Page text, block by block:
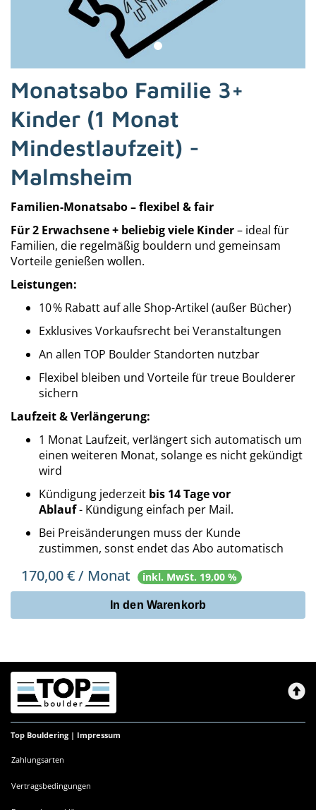
Monatsabo Familie 3+
Kinder (1 Monat
Mindestlaufzeit) -
Malmsheim
Familien-Monatsabo – flexibel & fair
Für 2 Erwachsene + beliebig viele Kinder– ideal für
Familien, die regelmäßig bouldern und gemeinsam
Vorteile genießen wollen.
Leistungen:
10 % Rabatt auf alle Shop-Artikel (außer Bücher)
Exklusives Vorkaufsrecht bei Veranstaltungen
An allen TOP Boulder Standorten nutzbar
Flexibel bleiben und Vorteile für treue Boulderer
sichern
Laufzeit & Verlängerung:
1 Monat Laufzeit, verlängert sich automatisch um
einen weiteren Monat, solange es nicht gekündigt
wird
Kündigung jederzeit bis 14 Tage vor
Ablauf- Kündigung einfach per Mail.
Bei Preisänderungen muss der Kunde
zustimmen, sonst endet das Abo automatisch
170,00€ / Monat inkl. MwSt. 19,00 %
In den Warenkorb
Top Bouldering | Impressum
Zahlungsarten
Vertragsbedingungen